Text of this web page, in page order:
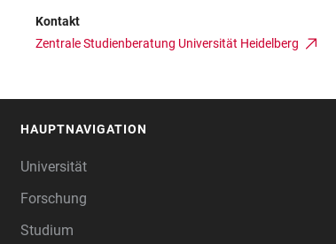
Kontakt
Zentrale Studienberatung Universität Heidelberg
HAUPTNAVIGATION
Universität
Forschung
Studium